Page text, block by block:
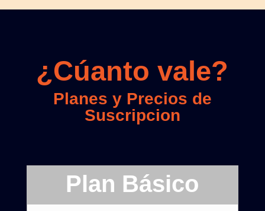
¿Cúanto vale?
Planes y Precios de
Suscripcion
Plan Básico